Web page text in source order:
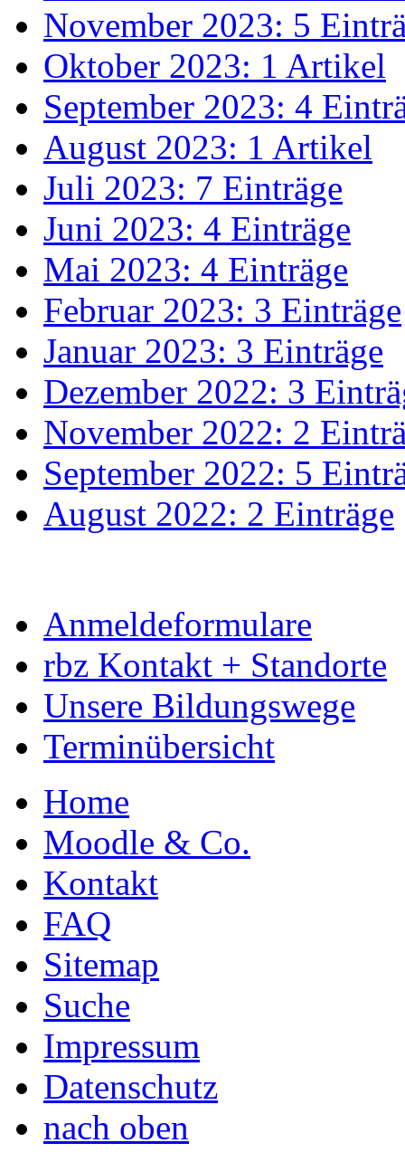
November 2023: 5
Oktober 2023: 1 Artikel
September 2023: 4
August 2023: 1 Artikel
Juli 2023: 7 Einträge
Juni 2023: 4 Einträge
Mai 2023: 4 Einträge
Februar 2023: 3 Einträge
Januar 2023: 3 Einträge
Dezember 2022: 3
November 2022: 2
September 2022: 5
August 2022: 2 Einträge
Anmeldeformulare
rbz Kontakt + Standorte
Unsere Bildungswege
Terminübersicht
Home
Moodle & Co.
Kontakt
FAQ
Sitemap
Suche
Impressum
Datenschutz
nach oben